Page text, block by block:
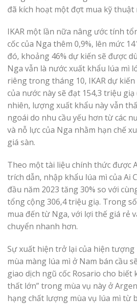
đã kích hoạt một đợt mua kỹ thuật
IKAR một lần nữa nâng ước tính
cốc của Nga thêm 0,9%, lên mức
đó, khoảng 46% dự kiến sẽ được
Nga vẫn là nước xuất khẩu lúa mì
riêng trong tháng 10, IKAR dự
của nước này sẽ đạt 154,3 triệu
nhiên, lượng xuất khẩu này vẫn
ngoái do nhu cầu yếu hơn từ các
và nỗ lực của Nga nhằm hạn chế
giá sàn.
Theo một tài liệu chính thức được
trích dẫn, nhập khẩu lúa mì của Ai
đầu năm 2023 tăng 30% so với
tổng cộng 306,4 triệu giạ. Trong
mua đến từ Nga, với lợi thế giá rẻ
chuyển nhanh hơn.
Sự xuất hiện trở lại của hiện tượng
mùa màng lúa mì ở Nam bán cầu
giao dịch ngũ cốc Rosario cho biết
thất lớn” trong mùa vụ này ở
hạng chất lượng mùa vụ lúa mì từ